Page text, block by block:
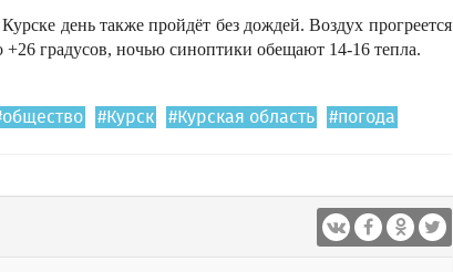
день также пройдёт без дождей. Воздух прогреется
+26 градусов, ночью синоптики обещают 14-16 тепла.
#Курск #Курская область #погода